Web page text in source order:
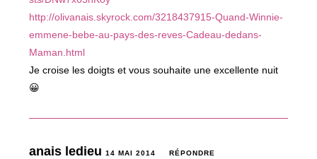
http://olivanais.skyrock.com/3218437915-Quand-Winnie-
emmene-bebe-au-pays-des-reves-Cadeau-dedans-
Maman.html
Je croise les doigts et vous souhaite une excellente nuit
😀
anais ledieu14 MAI 2014 RÉPONDRE